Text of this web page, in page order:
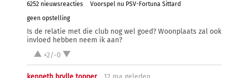
6252 nieuwsreacties
Voorspel nu PSV-Fortuna Sittard
geen opstelling
Is de relatie met die club nog wel goed? Woonplaats zal ook
invloed hebben neem ik aan?
+2/-0